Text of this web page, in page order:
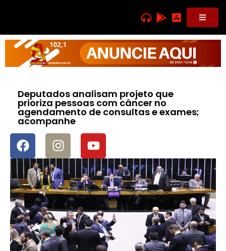
Deputados analisam projeto que
prioriza pessoas com câncer no
agendamento de consultas e exames;
acompanhe